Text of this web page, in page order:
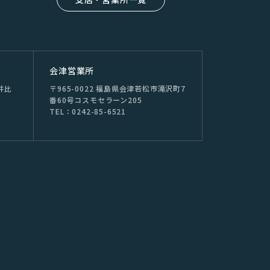
⽐
会津営業所
〒965-0022 福島県会津若松市滝沢町7
番60号コスモセラーン205
TEL：0242-85-6521